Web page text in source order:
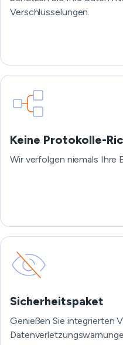
Verschlüsselungen.
Keine Protokolle-
Wir verfolgen niemals Ihre
Sicherheitspaket
Genießen Sie integrierten